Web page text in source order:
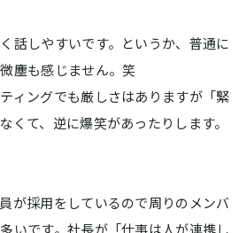
話しやすいです。というか、普通に
塵も感じません。笑
ィングでも厳しさはありますが「緊
くて、逆に爆笑があったりします。
が採用をしているので周りのメンバ
いです。社長が「仕事は人が連携し